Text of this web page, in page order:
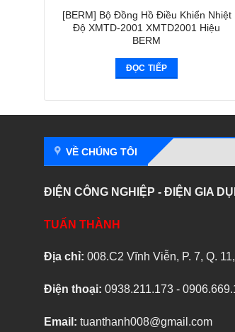
[BERM] Bộ Đồng Hồ Điều Khiển Nhiệt
Độ XMTD-2001 XMTD2001 Hiệu
BERM
ĐỌC TIẾP
VỀ CHÚNG TÔI
ĐIỆN CÔNG NGHIỆP - ĐIỆN GIA
TUẤN THÀNH
Địa chỉ: 008.C2 Vĩnh Viễn, P. 7, Q.
Điện thoại: 0938.211.173 -
Email: tuanthanh008@gmail.com